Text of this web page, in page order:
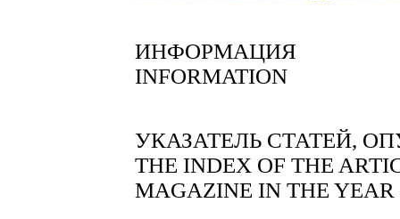
ИНФОРМАЦИЯ
INFORMATION
УКАЗАТЕЛЬ СТАТЕЙ,
THE INDEX OF THE
MAGAZINE IN THE YEAR